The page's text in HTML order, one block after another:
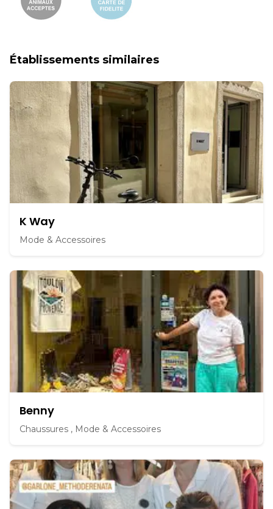
Établissements similaires
K Way
Mode & Accessoires
Benny
Chaussures , Mode & Accessoires